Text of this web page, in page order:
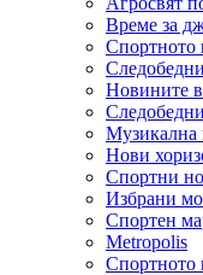
Време за
Спортното
Новините
Музикална
Нови
Спортни
Избрани
Спортен
Metropolis
Спортното